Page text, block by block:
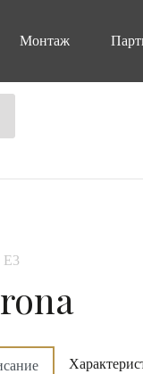
Монтаж
E3